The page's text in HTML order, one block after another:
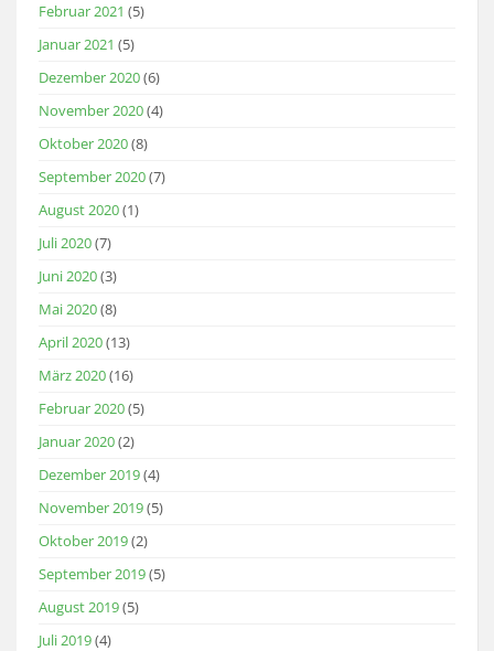
Februar 2021 (5)
Januar 2021 (5)
Dezember 2020(6)
November 2020(4)
Oktober 2020(8)
September 2020(7)
August 2020(1)
Juli 2020(7)
Juni 2020(3)
Mai 2020(8)
April 2020(13)
März 2020(16)
Februar 2020(5)
Januar 2020(2)
Dezember 2019(4)
November 2019(5)
Oktober 2019(2)
September 2019(5)
August 2019(5)
Juli 2019(4)